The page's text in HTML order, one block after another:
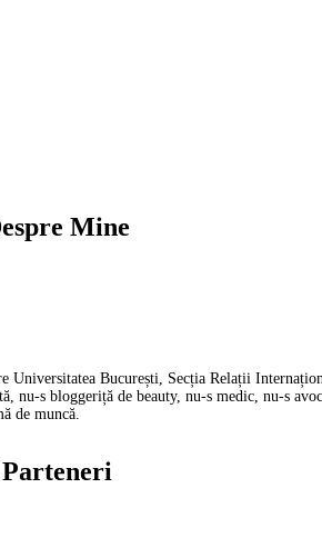
Mine
București, Secția Relații
s bloggeriță de beauty, nu-s medic, nu-s
de muncă.
Parteneri